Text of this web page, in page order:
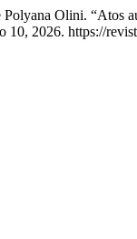
Polyana Olini. “Atos
10, 2026. https://